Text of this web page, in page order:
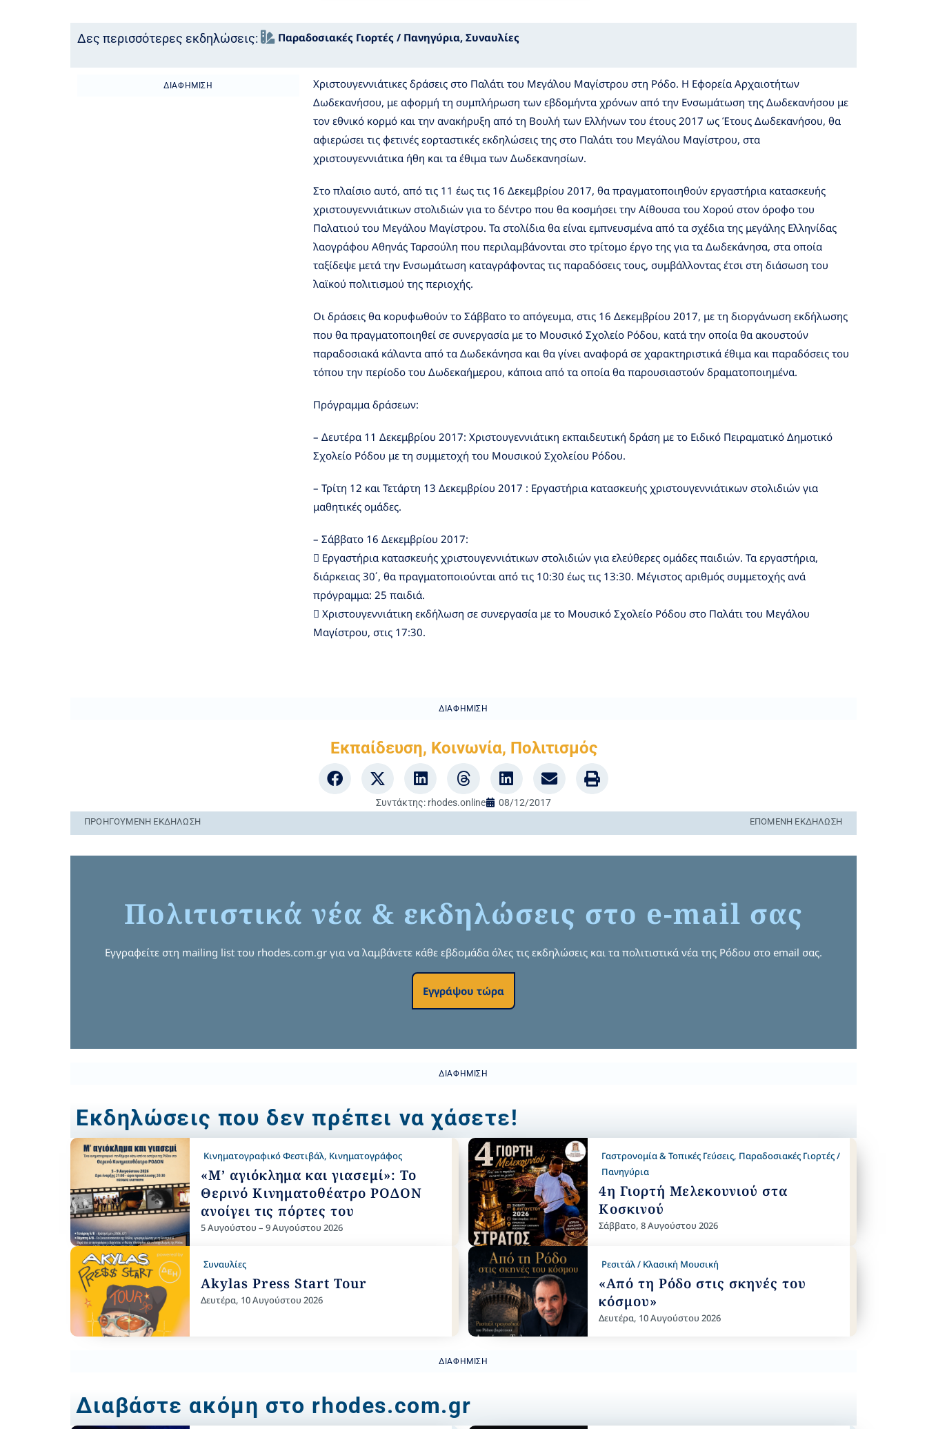
Δες περισσότερες εκδηλώσεις: Παραδοσιακές Γιορτές / Πανηγύρια, Συναυλίες
ΔΙΑΦΉΜΙΣΗ
Χριστουγεννιάτικες δράσεις στο Παλάτι του Μεγάλου Μαγίστρου στη Ρόδο. Η Εφορεία Αρχαιοτήτων
Δωδεκανήσου, με αφορμή τη συμπλήρωση των εβδομήντα χρόνων από την Ενσωμάτωση της Δωδεκανήσου με
τον εθνικό κορμό και την ανακήρυξη από τη Βουλή των Ελλήνων του έτους 2017 ως Έτους Δωδεκανήσου, θα
αφιερώσει τις φετινές εορταστικές εκδηλώσεις της στο Παλάτι του Μεγάλου Μαγίστρου, στα
χριστουγεννιάτικα ήθη και τα έθιμα των Δωδεκανησίων.
Στο πλαίσιο αυτό, από τις 11 έως τις 16 Δεκεμβρίου 2017, θα πραγματοποιηθούν εργαστήρια κατασκευής
χριστουγεννιάτικων στολιδιών για το δέντρο που θα κοσμήσει την Αίθουσα του Χορού στον όροφο του
Παλατιού του Μεγάλου Μαγίστρου. Τα στολίδια θα είναι εμπνευσμένα από τα σχέδια της μεγάλης Ελληνίδας
λαογράφου Αθηνάς Ταρσούλη που περιλαμβάνονται στο τρίτομο έργο της για τα Δωδεκάνησα, στα οποία
ταξίδεψε μετά την Ενσωμάτωση καταγράφοντας τις παραδόσεις τους, συμβάλλοντας έτσι στη διάσωση του
λαϊκού πολιτισμού της περιοχής.
Οι δράσεις θα κορυφωθούν το Σάββατο το απόγευμα, στις 16 Δεκεμβρίου 2017, με τη διοργάνωση εκδήλωσης
που θα πραγματοποιηθεί σε συνεργασία με το Μουσικό Σχολείο Ρόδου, κατά την οποία θα ακουστούν
παραδοσιακά κάλαντα από τα Δωδεκάνησα και θα γίνει αναφορά σε χαρακτηριστικά έθιμα και παραδόσεις του
τόπου την περίοδο του Δωδεκαήμερου, κάποια από τα οποία θα παρουσιαστούν δραματοποιημένα.
Πρόγραμμα δράσεων:
– Δευτέρα 11 Δεκεμβρίου 2017: Χριστουγεννιάτικη εκπαιδευτική δράση με το Ειδικό Πειραματικό Δημοτικό
Σχολείο Ρόδου με τη συμμετοχή του Μουσικού Σχολείου Ρόδου.
– Τρίτη 12 και Τετάρτη 13 Δεκεμβρίου 2017 : Εργαστήρια κατασκευής χριστουγεννιάτικων στολιδιών για
μαθητικές ομάδες.
– Σάββατο 16 Δεκεμβρίου 2017:
 Εργαστήρια κατασκευής χριστουγεννιάτικων στολιδιών για ελεύθερες ομάδες παιδιών. Τα εργαστήρια,
διάρκειας 30΄, θα πραγματοποιούνται από τις 10:30 έως τις 13:30. Μέγιστος αριθμός συμμετοχής ανά
πρόγραμμα: 25 παιδιά.
 Χριστουγεννιάτικη εκδήλωση σε συνεργασία με το Μουσικό Σχολείο Ρόδου στο Παλάτι του Μεγάλου
Μαγίστρου, στις 17:30.
ΔΙΑΦΉΜΙΣΗ
Εκπαίδευση, Κοινωνία, Πολιτισμός
Συντάκτης: rhodes.online 08/12/2017
ΠΡΟΗΓΟΎΜΕΝΗ ΕΚΔΉΛΩΣΗ ΕΠΌΜΕΝΗ ΕΚΔΉΛΩΣΗ
Πολιτιστικά νέα & εκδηλώσεις στο e-mail σας
Εγγραφείτε στη mailing list του rhodes.com.gr για να λαμβάνετε κάθε εβδομάδα όλες τις εκδηλώσεις και τα πολιτιστικά νέα της Ρόδου στο email σας.
Εγγράψου τώρα
ΔΙΑΦΉΜΙΣΗ
Εκδηλώσεις που δεν πρέπει να χάσετε!
Κινηματογραφικό Φεστιβάλ, Κινηματογράφος
«Μ’ αγιόκλημα και γιασεμί»: Το
Θερινό Κινηματοθέατρο ΡΟΔΟΝ
ανοίγει τις πόρτες του
5 Αυγούστου – 9 Αυγούστου 2026
Γαστρονομία & Τοπικές Γεύσεις, Παραδοσιακές Γιορτές /
Πανηγύρια
4η Γιορτή Μελεκουνιού στα
Κοσκινού
Σάββατο, 8 Αυγούστου 2026
Συναυλίες
Akylas Press Start Tour
Δευτέρα, 10 Αυγούστου 2026
Ρεσιτάλ / Κλασική Μουσική
«Από τη Ρόδο στις σκηνές του
κόσμου»
Δευτέρα, 10 Αυγούστου 2026
ΔΙΑΦΉΜΙΣΗ
Διαβάστε ακόμη στο rhodes.com.gr